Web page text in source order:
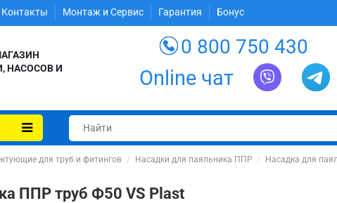
Контакты Монтаж и Сервис Гарантия Бонус
НАСОСОВ И
0 800 750 430
Online чат
для труб и фитингов Насадки для паяльника ППР Насадка для
ППР труб Ф50 VS Plast